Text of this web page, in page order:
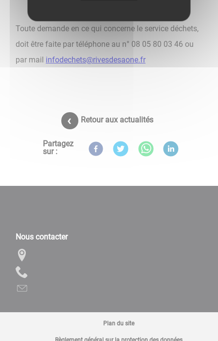
Toute demande en ce qui concerne le service déchets,
doit être faite par téléphone au n° 08 05 80 03 46 ou
par mail infodechets@rivesdesaone.fr
Retour aux actualités
Partagez
sur :
Nous contacter
Plan du site